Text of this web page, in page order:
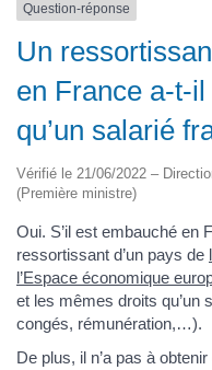
Question-réponse
Un
en France a-t-
qu’un salarié
Vérifié le 21/06/2022 –
(Première ministre)
Oui. S’il est embauché en
ressortissant d’un pays de
l’Espace économique
et les mêmes droits qu’un
congés, rémunération,…).
De plus, il n’a pas à